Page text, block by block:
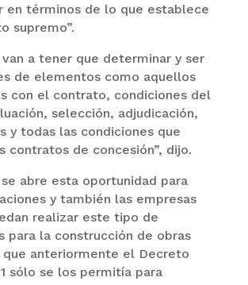
en términos de lo que establece
supremo”.
van a tener que determinar y ser
de elementos como aquellos
con el contrato, condiciones del
selección, adjudicación,
y todas las condiciones que
contratos de concesión”, dijo.
abre esta oportunidad para
y también las empresas
realizar este tipo de
para la construcción de obras
que anteriormente el Decreto
sólo se los permitía para